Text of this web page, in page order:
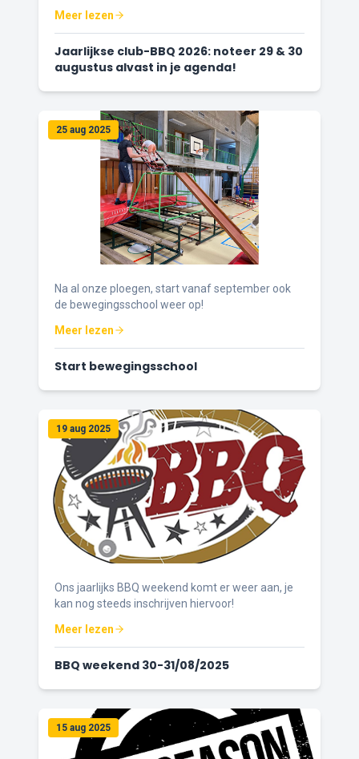
Meer lezen
Jaarlijkse club-BBQ 2026: noteer 29 & 30
augustus alvast in je agenda!
25 aug 2025
Na al onze ploegen, start vanaf september ook
de bewegingsschool weer op!
Meer lezen
Start bewegingsschool
19 aug 2025
Ons jaarlijks BBQ weekend komt er weer aan, je
kan nog steeds inschrijven hiervoor!
Meer lezen
BBQ weekend 30-31/08/2025
15 aug 2025